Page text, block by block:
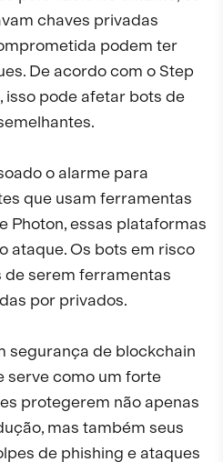
chaves privadas
podem ter
De acordo com o Step
isso pode afetar bots de
o alarme para
que usam ferramentas
Photon, essas plataformas
ataque. Os bots em risco
serem ferramentas
por privados.
segurança de blockchain
serve como um forte
protegerem não apenas
mas também seus
de phishing e ataques